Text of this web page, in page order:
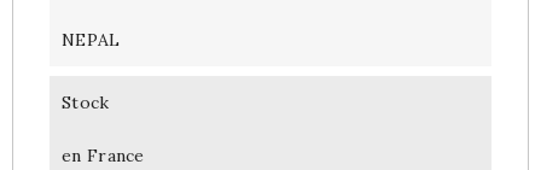
NEPAL
Stock
en France